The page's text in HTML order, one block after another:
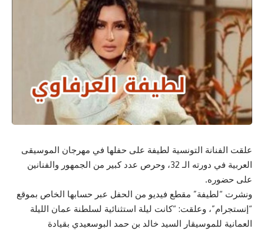
علقت الفنانة التونسية لطيفة على حفلها في مهرجان الموسيقى
العربية في دورته الـ 32، وحرص عدد كبير من الجمهور والفنانين
على حضوره.
ونشرت “لطيفة” مقطع فيديو من الحفل عبر حسابها الخاص بموقع
“إنستجرام”، وعلقت: “كانت ليلة استثنائية لسلطنة عمان الليلة
العمانية للموسيقار السيد خالد بن حمد البوسعيدي بقيادة